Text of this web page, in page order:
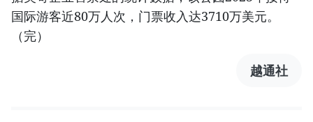
国际游客近80万人次，门票收入达3710万美元。
（完）
越通社